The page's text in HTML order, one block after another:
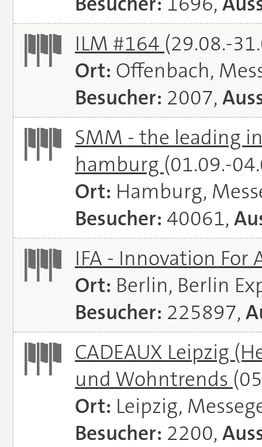
ILM #164 (29.08.-
Ort: Offenbach,
Besucher: 2007,
SMM - the leading
hamburg (01.09.-
Ort: Hamburg,
Besucher: 40061,
IFA - Innovation For
Ort: Berlin, Berlin
Besucher: 225897,
CADEAUX Leipzig
und Wohntrends
Ort: Leipzig,
Besucher: 2200,